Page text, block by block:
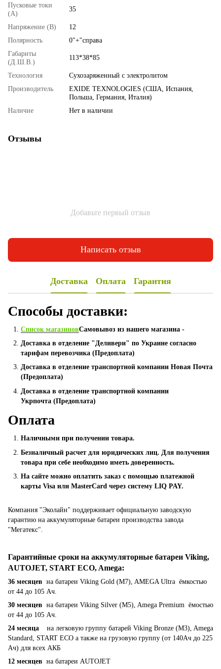
Пусковые токи
(А)
35
Напряжение (В)
12
Полярность
0"+"справа
Габариты
(Д.Ш.В.)
113*38*85
Технология
Cухозаряженный с электролитом
Производитель
EXIDE TEXNOLOGIES (США, Испания,
Польша, Германия, Италия)
Наличие
Нет в наличии
Отзывы
Добавьте первый отзыв
Написать отзыв
Доставка Оплата Гарантия
Способы доставки:
Список магазиновСамовывоз из нашего магазина -
Доставка в отделение "Деливери" по Украине согласно
тарифам перевозчика (Предоплата)
Доставка в отделение транспортной компании Новая Почта
(Предоплата)
Доставка в отделение транспортной компании
Укрпочта (Предоплата)
Оплата
Наличными при получении товара.
Безналичный расчет для юридических лиц. Для получения
товара при себе необходимо иметь доверенность.
На сайте можно оплатить заказ с помощью платежной
карты Visa или MasterCard через систему LIQ PAY.
Компания "Эколайн" поддерживает официальную заводскую
гарантию на аккумуляторные батареи производства завода
"Мегатекс".
Гарантийные сроки на аккумуляторные батареи Viking,
AUTOJET, START ECO, Amega:
36 месяцев на батареи Viking Gold (M7), AMEGA Ultra ёмкостью
от 44 до 105 Ач.
30 месяцев на батареи Viking Silver (M5), Amega Premium ёмостью
от 44 до 105 Ач.
24 месяца на легковую группу батарей Viking Bronze (M3), Amega
Standard, START ECO а также на грузовую группу (от 140Ач до 225
Ач) для всех АКБ
12 месяцев на батареи AUTOJET